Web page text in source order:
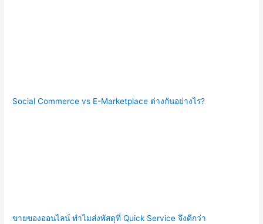
Social Commerce vs E-Marketplace ต่างกันอย่างไร?
ขายของออนไลน์ ทำไมส่งพัสดุที่ Quick Service จึงดีกว่า